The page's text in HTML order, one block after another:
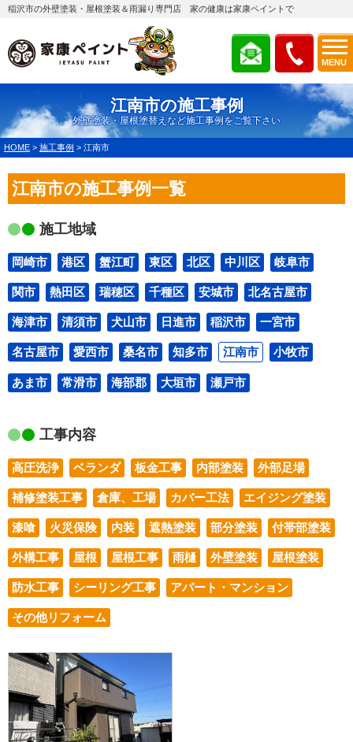
MENU
稲沢市の外壁塗装・屋根塗装＆雨漏り専門店 家の健康は家康ペイントで
江南市の施工事例
外壁塗装・屋根塗替えなど施工事例をご覧下さい
HOME > 施工事例 > 江南市
江南市の施工事例一覧
施工地域
岡崎市 港区 蟹江町 東区 北区 中川区 岐阜市
関市 熱田区 瑞穂区 千種区 安城市 北名古屋市
海津市 清須市 犬山市 日進市 稲沢市 一宮市
名古屋市 愛西市 桑名市 知多市 江南市 小牧市
あま市 常滑市 海部郡 大垣市 瀬戸市
工事内容
高圧洗浄 ベランダ 板金工事 内部塗装 外部足場
補修塗装工事 倉庫、工場 カバー工法 エイジング塗装
漆喰 火災保険 内装 遮熱塗装 部分塗装 付帯部塗装
外構工事 屋根 屋根工事 雨樋 外壁塗装 屋根塗装
防水工事 シーリング工事 アパート・マンション
その他リフォーム